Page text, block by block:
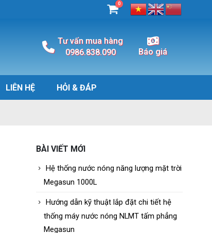
0
Tư vấn mua hàng
0986.838.090
Báo giá
LIÊN HỆ HỎI & ĐÁP
BÀI VIẾT MỚI
Hệ thống nước nóng năng lượng mặt trời
Megasun 1000L
Hướng dẫn kỹ thuật lắp đặt chi tiết hệ
thống máy nước nóng NLMT tấm phẳng
Megasun